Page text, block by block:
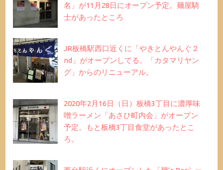
名」が11月28日にオープン予定。麺屋騎
士があったところ
JR板橋駅西口近くに「やきとんやんぐ２
nd」がオープンしてる。「カタマリヤン
グ」からのリニューアル。
2020年2月16日（日）板橋3丁目に濃厚味
噌ラーメン「あさひ町内会」がオープン
予定。もと板橋3丁目食堂があったとこ
ろ。